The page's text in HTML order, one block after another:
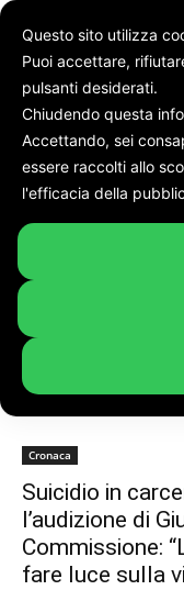
Giulianelli
Tag:
Cronaca
Suicidio in
l’audizione di
Commissione:
fare luce sulla
Questo sito utilizza
Puoi accettare,
pulsanti desiderati.
Chiudendo questa
Accettando, sei
essere raccolti allo
l'efficacia della